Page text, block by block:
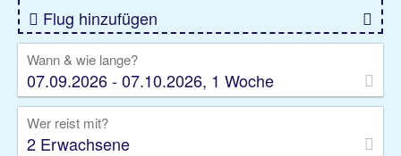
Flug hinzufügen
Wann & wie lange?
07.09.2026 - 07.10.2026, 1 Woche
Wer reist mit?
2 Erwachsene